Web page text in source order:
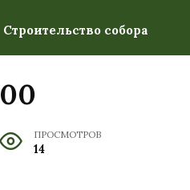
Строительство собора
00
ПРОСМОТРОВ
14